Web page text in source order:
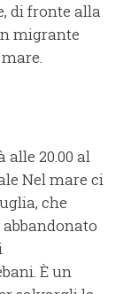
di fronte alla
migrante
20.00 al
Nel mare ci
che
È un